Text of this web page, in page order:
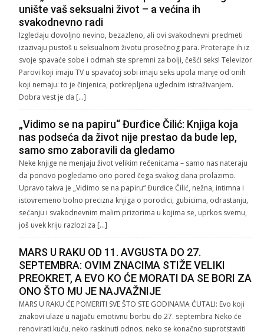
unište vaš seksualni život – a većina ih
svakodnevno radi
Izgledaju dovoljno nevino, bezazleno, ali ovi svakodnevni predmeti
izazivaju pustoš u seksualnom životu prosečnog para. Proterajte ih iz
svoje spavaće sobe i odmah ste spremni za bolji, češći seks! Televizor
Parovi koji imaju TV u spavaćoj sobi imaju seks upola manje od onih
koji nemaju: to je činjenica, potkrepljena uglednim istraživanjem.
Dobra vest je da […]
„Vidimo se na papiru“ Đurđice Čilić: Knjiga koja
nas podseća da život nije prestao da bude lep,
samo smo zaboravili da gledamo
Neke knjige ne menjaju život velikim rečenicama – samo nas nateraju
da ponovo pogledamo ono pored čega svakog dana prolazimo.
Upravo takva je „Vidimo se na papiru“ Đurđice Čilić, nežna, intimna i
istovremeno bolno precizna knjiga o porodici, gubicima, odrastanju,
sećanju i svakodnevnim malim prizorima u kojima se, uprkos svemu,
još uvek kriju razlozi za […]
MARS U RAKU OD 11. AVGUSTA DO 27.
SEPTEMBRA: OVIM ZNACIMA STIŽE VELIKI
PREOKRET, A EVO KO ĆE MORATI DA SE BORI ZA
ONO ŠTO MU JE NAJVAŽNIJE
MARS U RAKU ĆE POMERITI SVE ŠTO STE GODINAMA ĆUTALI: Evo koji
znakovi ulaze u najjaču emotivnu borbu do 27. septembra Neko će
renovirati kuću, neko raskinuti odnos, neko se konačno suprotstaviti